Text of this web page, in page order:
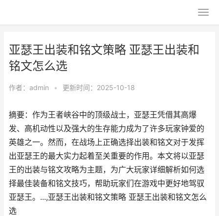
亚瑟王出装和铭文策略 亚瑟王出装和
铭文怎么选
作者： admin • 更新时间：2025-10-18
摘要：作为王者峡谷中的顶级战士，亚瑟王凭借其高爆
发、高机动性以及强大的生存能力成为了许多玩家钟爱的
英雄之一。然而，在战场上正确选择出装和铭文对于发挥
出亚瑟王的最大实力起着至关重要的作用。本文将以亚瑟
王的出装与铭文攻略为主题，为广大玩家详细解析如何选
择最佳装备和铭文技巧，帮助玩家们在游戏中更好地驾驭
亚瑟王。...,亚瑟王出装和铭文策略 亚瑟王出装和铭文怎么
选